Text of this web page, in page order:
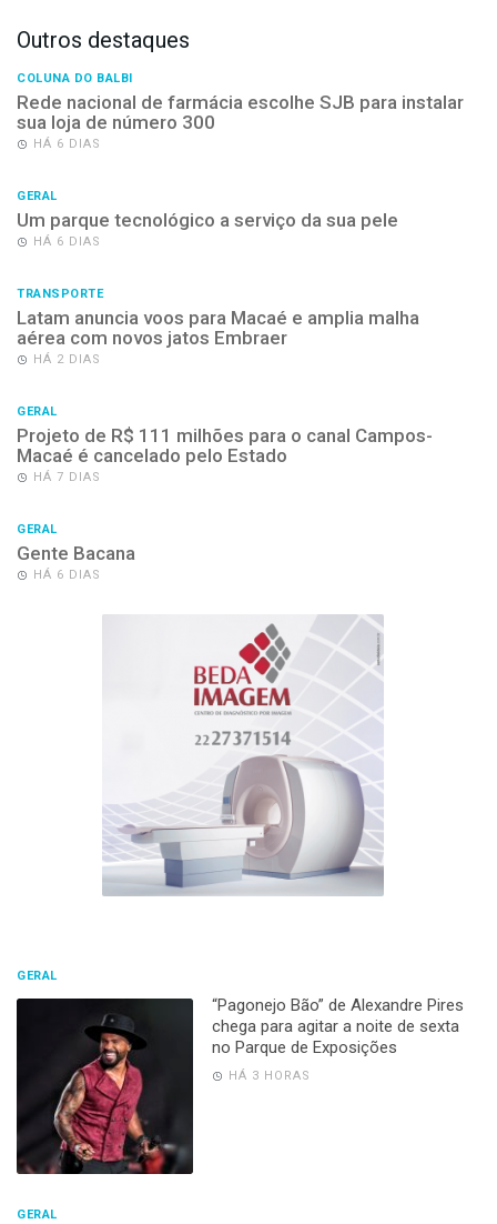
Outros destaques
COLUNA DO BALBI
Rede nacional de farmácia escolhe SJB para instalar
sua loja de número 300
HÁ 6 DIAS
GERAL
Um parque tecnológico a serviço da sua pele
HÁ 6 DIAS
TRANSPORTE
Latam anuncia voos para Macaé e amplia malha
aérea com novos jatos Embraer
HÁ 2 DIAS
GERAL
Projeto de R$ 111 milhões para o canal Campos-
Macaé é cancelado pelo Estado
HÁ 7 DIAS
GERAL
Gente Bacana
HÁ 6 DIAS
GERAL
“Pagonejo Bão” de Alexandre Pires
chega para agitar a noite de sexta
no Parque de Exposições
HÁ 3 HORAS
GERAL